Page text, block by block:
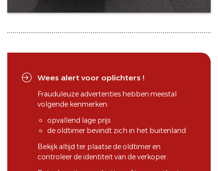
Wees alert voor oplichters !
Frauduleuze advertenties hebben meestal
volgende kenmerken:
opvallend lage prijs
de oldtimer bevindt zich in het buitenland
Bekijk altijd ter plaatse de oldtimer en
controleer de identiteit van de verkoper.